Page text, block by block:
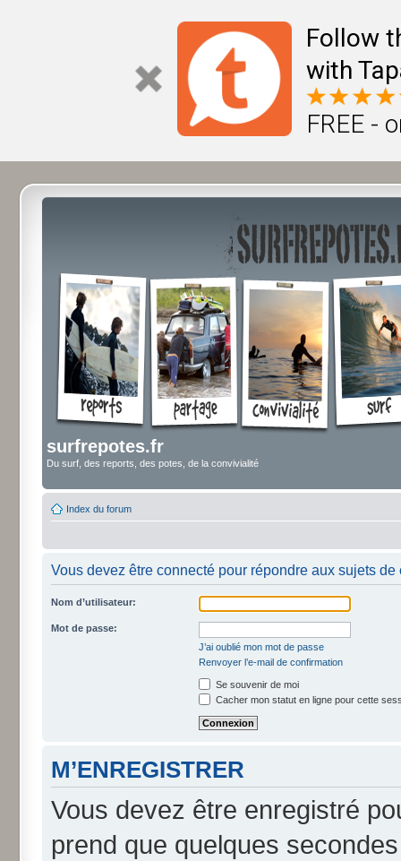
Follow
with
FREE -
surfrepotes.fr
Du surf, des reports, des potes, de la convivialité
Index du forum
Vous devez être connecté pour répondre aux sujets de
Nom d’utilisateur:
Mot de passe:
J’ai oublié mon mot de passe
Renvoyer l’e-mail de confirmation
Se souvenir de moi
Cacher mon statut en ligne pour cette
M’ENREGISTRER
Vous devez être enregistré
prend que quelques